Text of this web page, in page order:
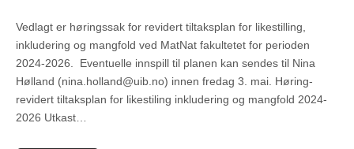
Vedlagt er høringssak for revidert tiltaksplan for likestilling,
inkludering og mangfold ved MatNat fakultetet for perioden
2024-2026. Eventuelle innspill til planen kan sendes til Nina
Hølland (nina.holland@uib.no) innen fredag 3. mai. Høring-
revidert tiltaksplan for likestiling inkludering og mangfold 2024-
2026 Utkast…